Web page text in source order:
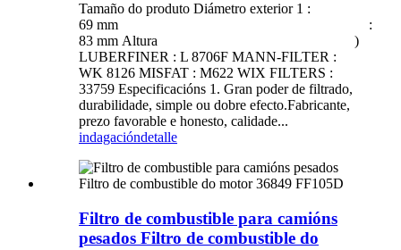
Tamaño do produto Diámetro exterior 1 :
69 mm :
83 mm Altura )
LUBERFINER : L 8706F MANN-FILTER :
WK 8126 MISFAT : M622 WIX FILTERS :
33759 Especificacións 1. Gran poder de filtrado,
durabilidade, simple ou dobre efecto.Fabricante,
prezo favorable e honesto, calidade...
indagacióndetalle
Filtro de combustible para camións
pesados ​​Filtro de combustible do